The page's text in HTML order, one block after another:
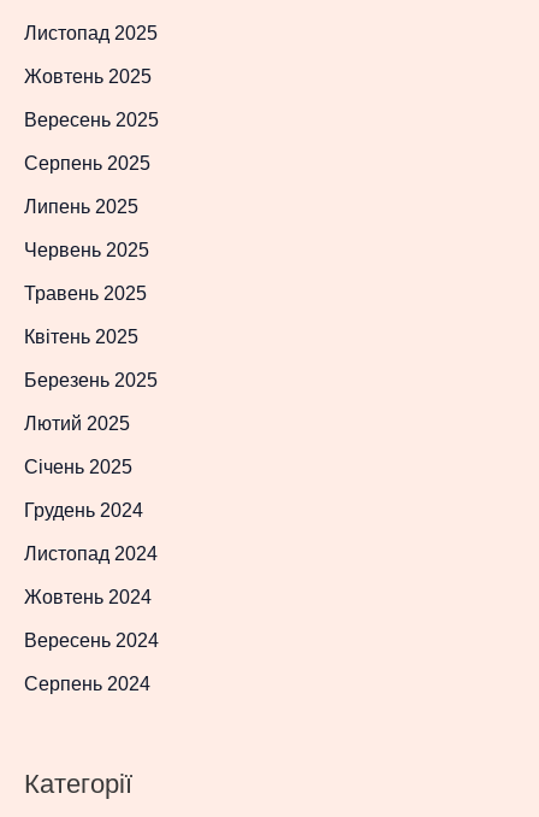
Листопад 2025
Жовтень 2025
Вересень 2025
Серпень 2025
Липень 2025
Червень 2025
Травень 2025
Квітень 2025
Березень 2025
Лютий 2025
Січень 2025
Грудень 2024
Листопад 2024
Жовтень 2024
Вересень 2024
Серпень 2024
Категорії